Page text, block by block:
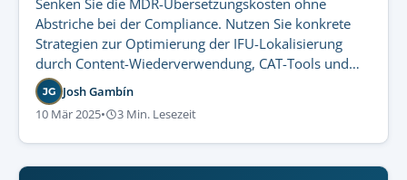
Senken Sie die MDR-Übersetzungskosten ohne
Abstriche bei der Compliance. Nutzen Sie konkrete
Strategien zur Optimierung der IFU-Lokalisierung
durch Content-Wiederverwendung, CAT-Tools und
linguistische Optimierung.
JG Josh Gambín
10 Mär 2025• 3 Min. Lesezeit